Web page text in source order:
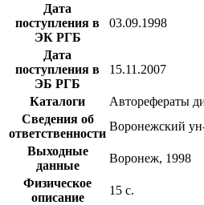
Дата
поступления в
ЭК РГБ
03.09.1998
Дата
поступления в
ЭБ РГБ
15.11.2007
Каталоги
Авторефераты
Сведения об
ответственности
Воронежский
Выходные
данные
Воронеж, 1998
Физическое
описание
15 с.